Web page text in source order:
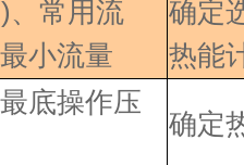
、常用流
小流量
确定
热能
底操作压
确定